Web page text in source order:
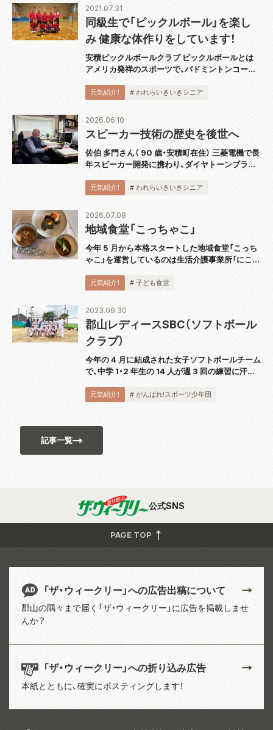
同級生で「ピックルボール」を楽し
み 健康な体作りをしています！
安積ピックルボールクラブ ピックルボールとは
アメリカ発祥のスポーツで、バドミントンコート
ケットを使用し、穴あきのプラスチックボールを
激...
元気紹介！ # われらいきいきシニア
2021.07.31
スピーカー技術の歴史を後世へ
佐伯 多門さん（ 90 歳・安積町在住） 三菱電機で長
年スピーカー開発に携わり、ダイヤトーンブラン
に『スピーカー技術の 100 年』完結巻を出版し、
元気紹介！ # われらいきいきシニア
2026.06.10
地域食堂「こっちゃこ」
今年 5 月から本格スタートした地域食堂「こっち
ゃこ」を運営しているのは生活介護事業所「にこっ
い者の通所障がい福祉サービスを提供しているの
元気紹介！ # 子ども食堂
2026.07.08
郡山レディースSBC（ソフトボール
クラブ）
今年の 4 月に結成された女子ソフトボールチーム
で、中学 1・2 年生の 14 人が週 3 回の練習に汗を
思を誰に対しても伝えられるよう、日頃の練習か
元気紹介！ # がんばれ!スポーツ少年団
2023.09.30
記事一覧
公式SNS
PAGE TOP
「ザ・ウィークリー」への広告出稿について
郡山の隅々まで届く「ザ・ウィークリー」に広告を掲載しませ
んか？
「ザ・ウィークリー」への折り込み広告
本紙とともに、確実にポスティングします！